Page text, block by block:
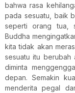
bahwa rasa
pada sesuatu, baik
seperti orang tua,
Buddha
kita tidak akan
sesuatu itu berubah
diminta
depan. Semakin
menderita pegal